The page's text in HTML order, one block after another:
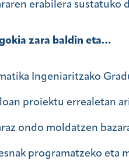
erabilera
zara baldin eta…
Ingeniaritzako
proiektu errealetan
ondo moldatzen
programatzeko eta